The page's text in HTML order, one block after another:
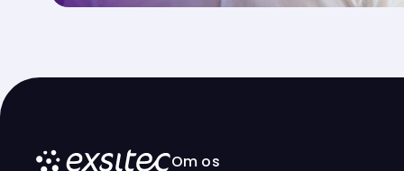
Om os